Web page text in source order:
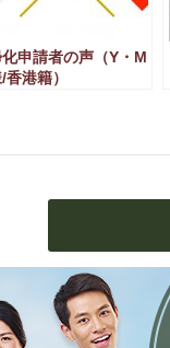
化申請者の声（Y・M
香港籍）